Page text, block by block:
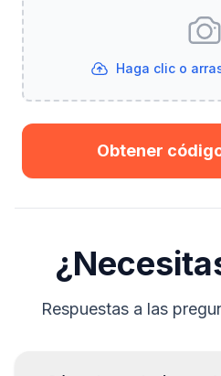
Haga clic o
Obtener
Respuestas a las